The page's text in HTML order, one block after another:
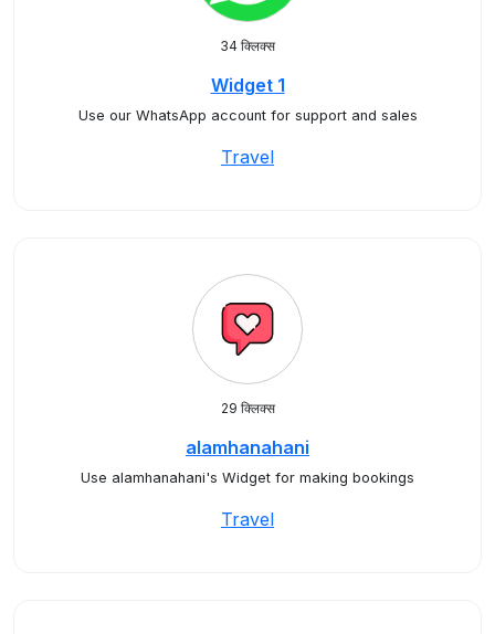
34 क्लिक्स
Widget 1
Use our WhatsApp account for support and sales
Travel
29 क्लिक्स
alamhanahani
Use alamhanahani's Widget for making bookings
Travel